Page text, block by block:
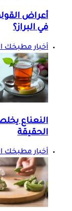
أعراض
في البراز؟
أخبار مطبخك
النعناع
الحقيقة
أخبار مطبخك